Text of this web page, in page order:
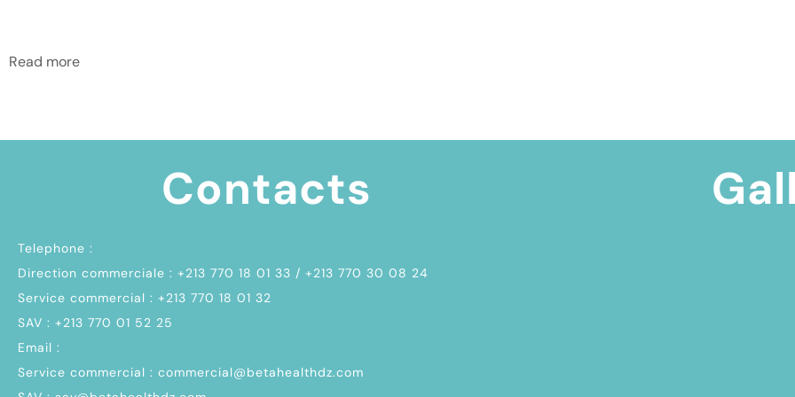
Read more
Contacts
Telephone :
Direction commerciale : +213 770 18 01 33 / +213 770 30 08 24
Service commercial : +213 770 18 01 32
SAV : +213 770 01 52 25
Email :
Service commercial : commercial@betahealthdz.com